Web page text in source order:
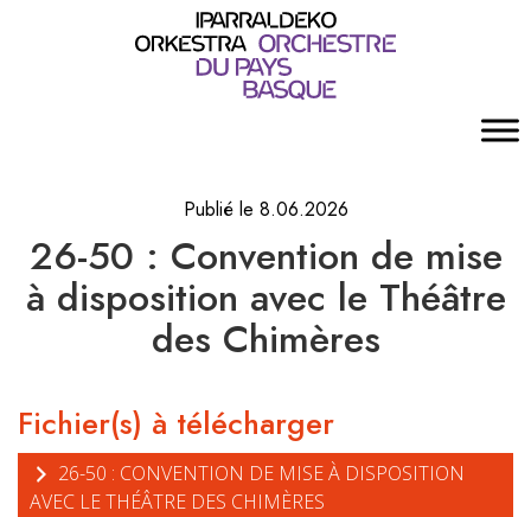
Publié le 8.06.2026
26-50 : Convention de mise
à disposition avec le Théâtre
des Chimères
Fichier(s) à télécharger
26-50 : CONVENTION DE MISE À DISPOSITION
AVEC LE THÉÂTRE DES CHIMÈRES